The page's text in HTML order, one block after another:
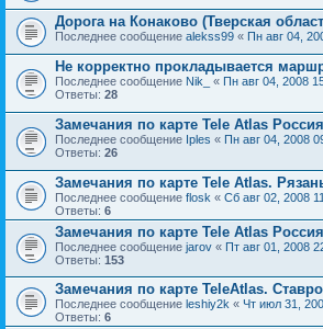
Дорога на Конаково (Тверская
Последнее сообщение alekss99 « Пн авг 04,
Не корректно прокладывается
Последнее сообщение Nik_ « Пн авг 04, 2008
Ответы: 28
Замечания по карте Tele Atlas
Последнее сообщение Iples « Пн авг 04, 2008
Ответы: 26
Замечания по карте Tele Atlas.
Последнее сообщение flosk « Сб авг 02, 2008
Ответы: 6
Замечания по карте Tele Atlas
Последнее сообщение jarov « Пт авг 01, 2008
Ответы: 153
Замечания по карте TeleAtlas.
Последнее сообщение leshiy2k « Чт июл 31,
Ответы: 6